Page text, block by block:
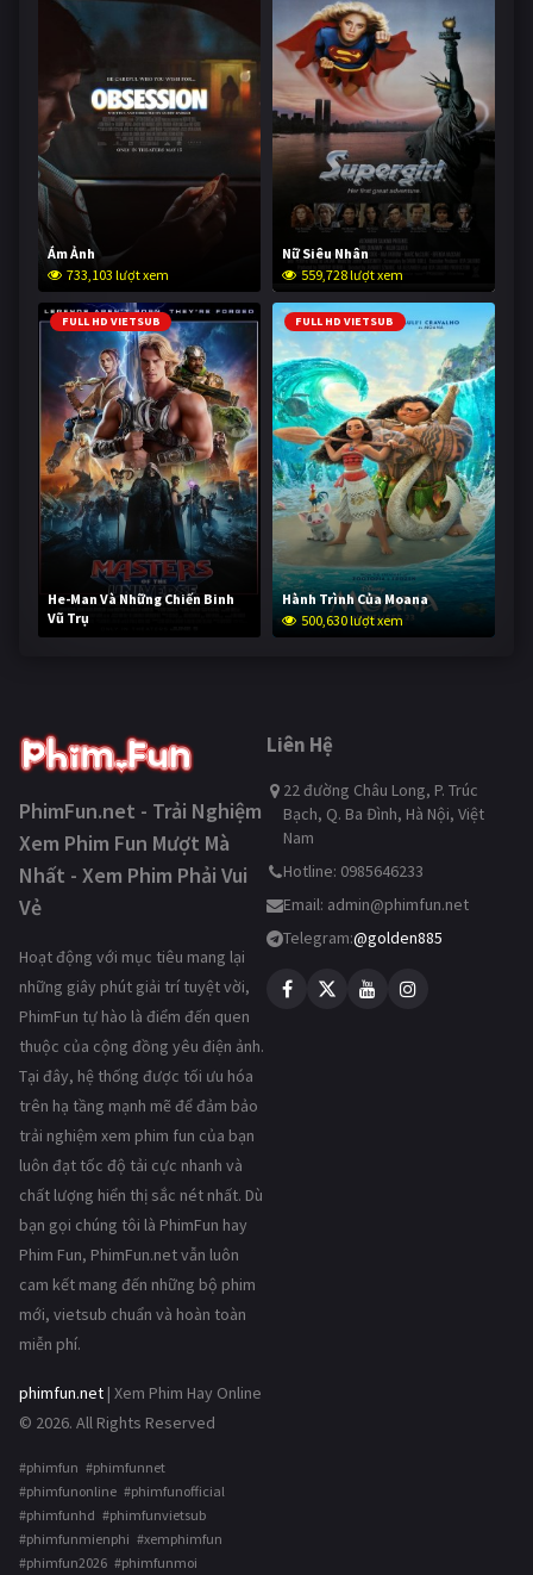
Ám Ảnh
733,103 lượt xem
Nữ Siêu Nhân
559,728 lượt xem
FULL HD VIETSUB
He-Man Và Những Chiến Binh
Vũ Trụ
250,313 lượt xem
FULL HD VIETSUB
Hành Trình Của Moana
500,630 lượt xem
PhimFun.net - Trải Nghiệm
Xem Phim Fun Mượt Mà
Nhất - Xem Phim Phải Vui
Vẻ
Hoạt động với mục tiêu mang lại
những giây phút giải trí tuyệt vời,
PhimFun tự hào là điểm đến quen
thuộc của cộng đồng yêu điện ảnh.
Tại đây, hệ thống được tối ưu hóa
trên hạ tầng mạnh mẽ để đảm bảo
trải nghiệm xem phim fun của bạn
luôn đạt tốc độ tải cực nhanh và
chất lượng hiển thị sắc nét nhất. Dù
bạn gọi chúng tôi là PhimFun hay
Phim Fun, PhimFun.net vẫn luôn
cam kết mang đến những bộ phim
mới, vietsub chuẩn và hoàn toàn
miễn phí.
phimfun.net | Xem Phim Hay Online
© 2026. All Rights Reserved
#phimfun #phimfunnet
#phimfunonline #phimfunofficial
#phimfunhd #phimfunvietsub
#phimfunmienphi #xemphimfun
#phimfun2026 #phimfunmoi
Liên Hệ
22 đường Châu Long, P. Trúc
Bạch, Q. Ba Đình, Hà Nội, Việt
Nam
Hotline: 0985646233
Email: admin@phimfun.net
Telegram:@golden885